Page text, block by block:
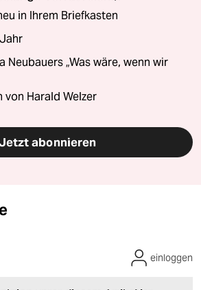
in Ihrem Briefkasten
Neubauers „Was wäre, wenn wir
von Harald Welzer
abonnieren
einloggen